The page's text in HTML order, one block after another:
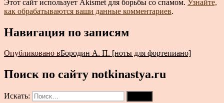
Этот сайт использует Akismet для борьбы со спамом. Узнайте,
как обрабатываются ваши данные комментариев.
Навигация по записям
Опубликовано вБородин А. П. [ноты для фортепиано]
Поиск по сайту notkinastya.ru
Искать: